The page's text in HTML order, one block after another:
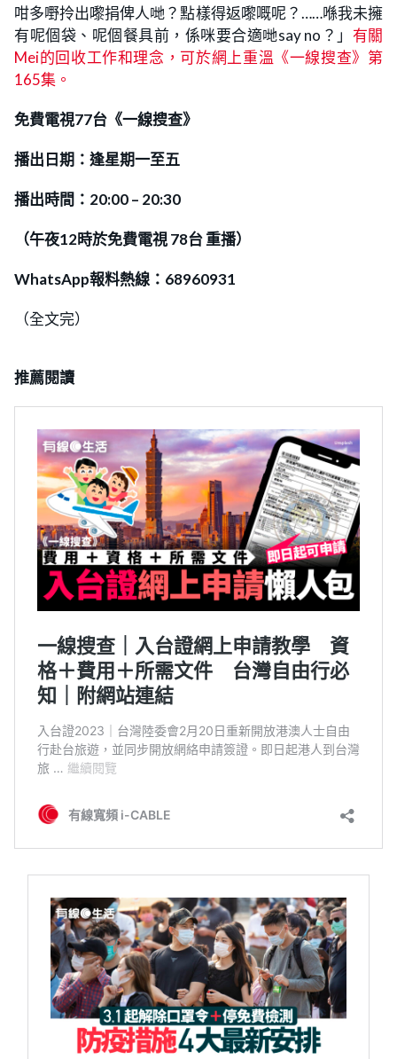
咁多嘢拎出嚟捐俾人哋？點樣得返嚟嘅呢？……喺我未擁
有呢個袋、呢個餐具前，係咪要合適哋say no？」 有關
Mei的回收工作和理念，可於網上重溫《一線搜查》第
165集。
免費電視77台《一線搜查》
播出日期：逢星期一至五
播出時間：20:00 – 20:30
（午夜12時於免費電視 78台 重播）
WhatsApp報料熱線：68960931
（全文完）
推薦閱讀